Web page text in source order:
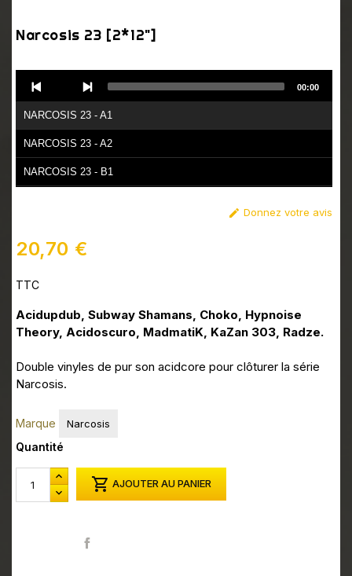
Narcosis 23 [2*12"]
Player
NARCOSIS 23 - A1
NARCOSIS 23 - A2
NARCOSIS 23 - B1
NARCOSIS 23 - C2
NARCOSIS 23 - D1
NARCOSIS 23 - D2
00:00
 Donnez votre avis
20,70 €
TTC
Acidupdub, Subway Shamans, Choko, Hypnoise
Theory, Acidoscuro, MadmatiK, KaZan 303, Radze.
Double vinyles de pur son acidcore pour clôturer la série
Narcosis.
Marque Narcosis
Quantité
 AJOUTER AU PANIER